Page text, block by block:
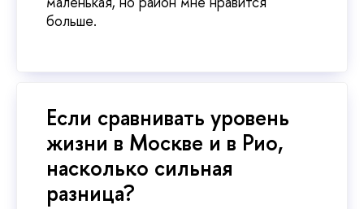
больше.
Если сравнивать уровень
жизни в Москве и в Рио,
насколько сильная
разница?